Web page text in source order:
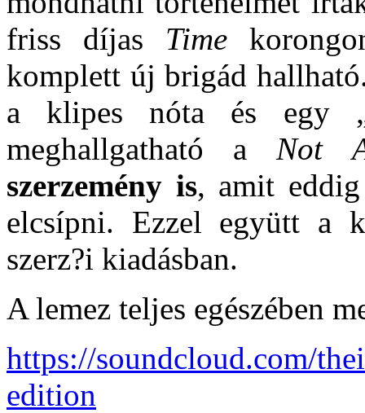
friss díjas Time
komplett új brigád
a klipes nóta és egy
meghallgatható aNot
szerzemény is, amit
elcsípni. Ezzel együtt a
szerz?i kiadásban.
A lemez teljes egészében
https://soundcloud.com/
edition